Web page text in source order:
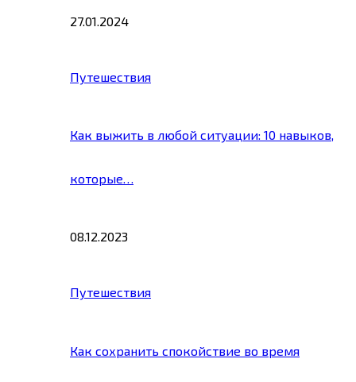
27.01.2024
Путешествия
Как выжить в любой ситуации: 10 навыков,
которые…
08.12.2023
Путешествия
Как сохранить спокойствие во время